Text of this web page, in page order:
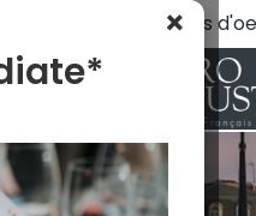
N°1 des cours
Bordeaux
×